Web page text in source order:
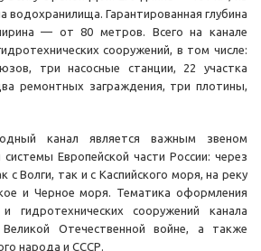
водохранилища. Гарантированная глубина
— от 80 метров. Всего на канале
сооружений, в том числе:
три насосные станции, 22 участка
ремонтных заграждения, три плотины,
канал является важным звеном
Европейской части России: через
с Волги, так и с Каспийского моря, на реку
и Черное моря. Тематика оформления
гидротехнических сооружений канала
Отечественной войне, а также
народа и СССР.